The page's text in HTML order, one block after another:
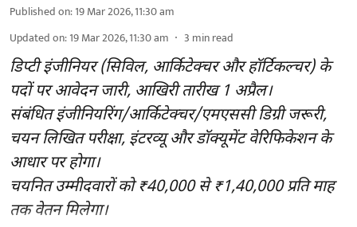
Published on:19 Mar 2026, 11:30 am
Updated on:19 Mar 2026, 11:30 am 3 min read
डिप्टी इंजीनियर (सिविल, आर्किटेक्चर और हॉर्टिकल्चर) के
पदों पर आवेदन जारी, आखिरी तारीख 1 अप्रैल।
संबंधित इंजीनियरिंग/आर्किटेक्चर/एमएससी डिग्री जरूरी,
चयन लिखित परीक्षा, इंटरव्यू और डॉक्यूमेंट वेरिफिकेशन के
आधार पर होगा।
चयनित उम्मीदवारों को ₹40,000 से ₹1,40,000 प्रति माह
तक वेतन मिलेगा।